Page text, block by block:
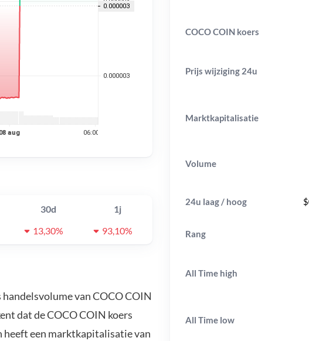
30d
1j
13,30% 93,10%
handelsvolume van COCO COIN
dat de COCO COIN koers
heeft een marktkapitalisatie van
COCO COIN koers
Prijs wijziging 24u
Marktkapitalisatie
Volume
24u laag / hoog
Rang
All Time high
All Time low